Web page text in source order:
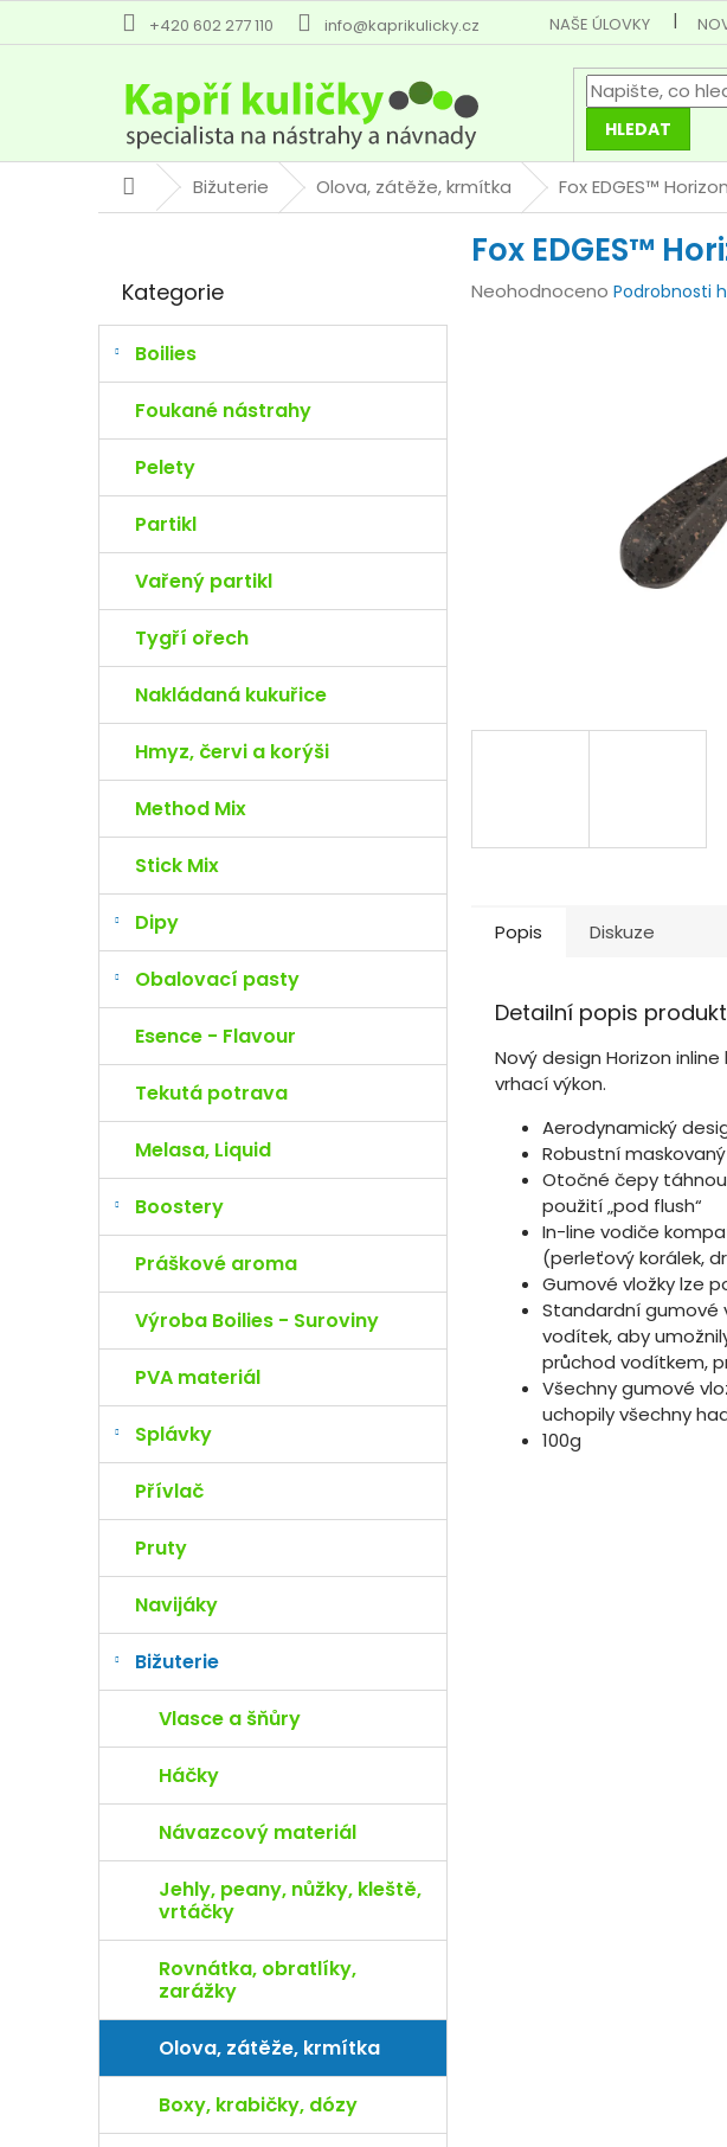
+420 602 277 110 info@kaprikulicky.cz NAŠE ÚLOVKY
HLEDAT
DomůBižuterie Olova, zátěže, krmítka Fox EDGES™
r
n
í
l
kategorie
Kategorie
Boilies
Foukané nástrahy
Pelety
Partikl
Vařený partikl
Tygří ořech
Nakládaná kukuřice
Hmyz, červi a korýši
Method Mix
Stick Mix
Dipy
Obalovací pasty
Esence - Flavour
Tekutá potrava
Melasa, Liquid
Boostery
Práškové aroma
Výroba Boilies - Suroviny
PVA materiál
Splávky
Přívlač
Pruty
Navijáky
Bižuterie
Vlasce a šňůry
Háčky
Návazcový materiál
Jehly, peany, nůžky, kleště,
vrtáčky
Rovnátka, obratlíky,
zarážky
Olova, zátěže, krmítka
Boxy, krabičky, dózy
Fox EDGES™
Průměrné
Neohodnoceno Podrobnosti
Popis Diskuze
Detailní popis
Nový design Horizon
vrhací výkon.
Aerodynamický
Robustní
Otočné čepy
použití „pod flush“
In-line vodiče
(perleťový korálek,
Gumové vložky lze
Standardní gumové
vodítek, aby
průchod vodítkem,
Všechny gumové
uchopily všechny
100g